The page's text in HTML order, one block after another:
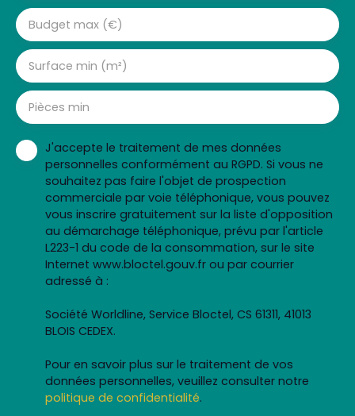
Budget max (€)
Surface min (m²)
Pièces min
J'accepte le traitement de mes données
personnelles conformément au RGPD. Si vous ne
souhaitez pas faire l'objet de prospection
commerciale par voie téléphonique, vous pouvez
vous inscrire gratuitement sur la liste d'opposition
au démarchage téléphonique, prévu par l'article
L223-1 du code de la consommation, sur le site
Internet www.bloctel.gouv.fr ou par courrier
adressé à :
Société Worldline, Service Bloctel, CS 61311, 41013
BLOIS CEDEX.
Pour en savoir plus sur le traitement de vos
données personnelles, veuillez consulter notre
politique de confidentialité.